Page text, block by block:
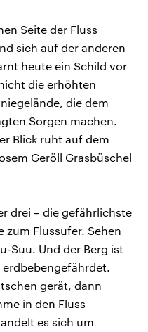
Seite der Fluss
sich auf der anderen
heute ein Schild vor
die erhöhten
die dem
Sorgen machen.
Blick ruht auf dem
Geröll Grasbüschel
drei – die gefährlichste
zum Flussufer. Sehen
Suu. Und der Berg ist
erdbebengefährdet.
gerät, dann
in den Fluss
es sich um